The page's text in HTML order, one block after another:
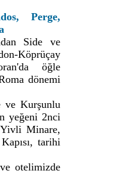
Perge,
Side ve
Köprüçay
öğle
dönemi
ve Kurşunlu
yeğeni 2nci
Minare,
tarihi
otelimizde